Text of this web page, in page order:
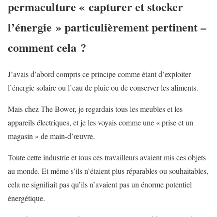
permaculture « capturer et stocker
l’énergie » particulièrement pertinent –
comment cela ?
J’avais d’abord compris ce principe comme étant d’exploiter
l’énergie solaire ou l’eau de pluie ou de conserver les aliments.
Mais chez The Bower, je regardais tous les meubles et les
appareils électriques, et je les voyais comme une « prise et un
magasin » de main-d’œuvre.
Toute cette industrie et tous ces travailleurs avaient mis ces objets
au monde. Et même s’ils n’étaient plus réparables ou souhaitables,
cela ne signifiait pas qu’ils n’avaient pas un énorme potentiel
énergétique.